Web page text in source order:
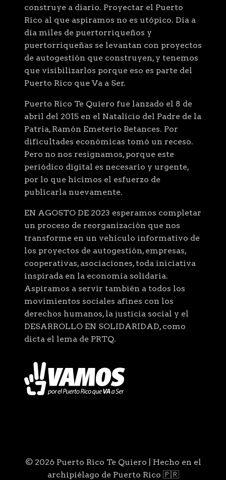
construye a diario. Proyectar el Puerto
Rico al que aspiramos no es utópico. Día a
día miles de puertorriqueños y
puertorriqueñas se levantan con proyectos
de autogestión que construyen, y tenemos
que visibilizarlos porque eso es parte del
Puerto Rico que Va a Ser.
Puerto Rico Te Quiero fue lanzado el 8 de
abril del 2015 en el Natalicio del Padre de la
Patria, Ramón Emeterio Betances. Por
dificultades económicas tomó un receso.
Pero no nos resignamos, porque este
periódico digital es necesario y urgente,
por lo que hicimos el esfuerzo de
publicarla nuevamente.
EN AGOSTO DE 2023 esperamos completar
un proceso de reorganización que nos
transforme en un vehículo informativo de
los proyectos de autogestión, empresas,
cooperativas, asociaciones, toda iniciativa
inspirada en la economía solidaria.
Aspiramos a servir también a todos los
movimientos sociales afines con los
derechos humanos, la justicia social y el
DESARROLLO EN SOLIDARIDAD, como
dicta el lema de PRTQ.
© 2026 Puerto Rico Te Quiero | Hecho en el
archipiélago de Puerto Rico 🇵🇷